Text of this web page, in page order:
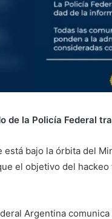
de la Policía Federal
está bajo la órbita del
el objetivo del
Argentina